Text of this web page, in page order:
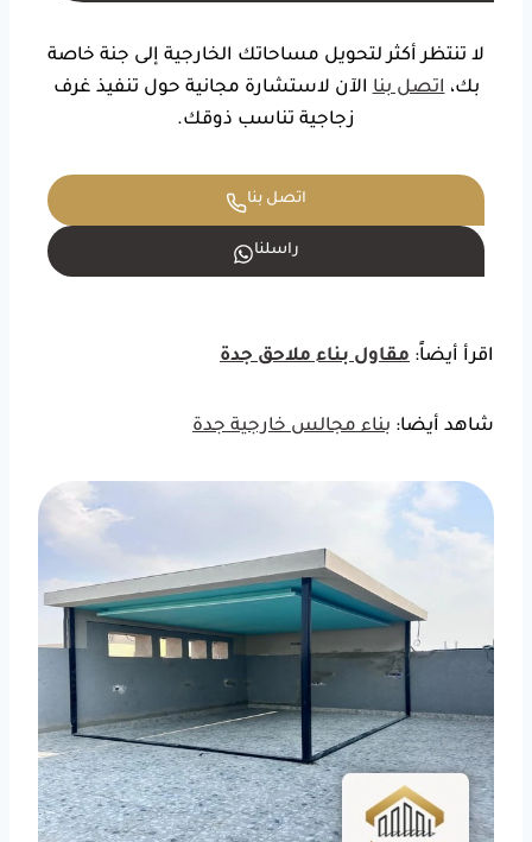
لا تنتظر أكثر لتحويل مساحاتك الخارجية إلى جنة خاصة
بك،اتصل بناالآن لاستشارة مجانية حول تنفيذ غرف
زجاجية تناسب ذوقك.
اتصل بنا
راسلنا
اقرأ أيضاً: مقاول بناء ملاحق جدة
شاهد أيضا: بناء مجالس خارجية جدة